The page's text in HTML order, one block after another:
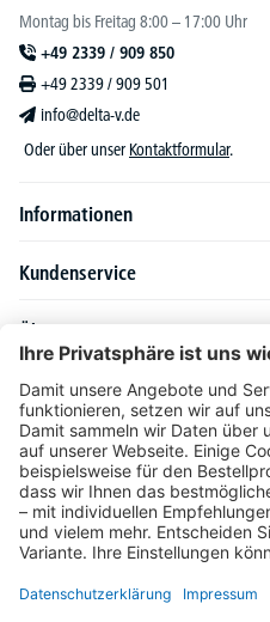
Montag bis Freitag 8:00 – 17:00 Uhr
+49 2339 / 909 850
+49 2339 / 909 501
info@delta-v.de
Oder über unser Kontaktformular.
Informationen
Kundenservice
Über DELTA-V
Produktsortiment
Ratgeber
Folgen Sie
Unser Angebot richtet sich